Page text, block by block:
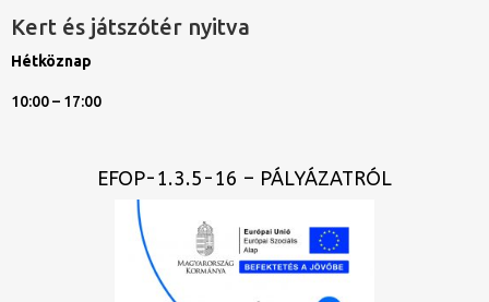
Kert és játszótér nyitva
Hétköznap
10:00 – 17:00
EFOP-1.3.5-16 – PÁLYÁZATRÓL